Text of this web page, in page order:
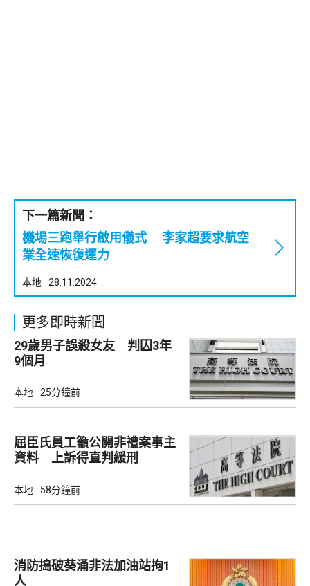
下一篇新聞：
機場三跑舉行啟用儀式 李家超要求航空
業全速恢復運力
本地 28.11.2024
更多即時新聞
29歲男子誤殺女友 判囚3年
9個月
本地 25分鐘前
屈臣氏員工籲公開非禮案事主
資料 上訴得直判緩刑
本地 58分鐘前
消防搗破葵涌非法加油站拘1
人